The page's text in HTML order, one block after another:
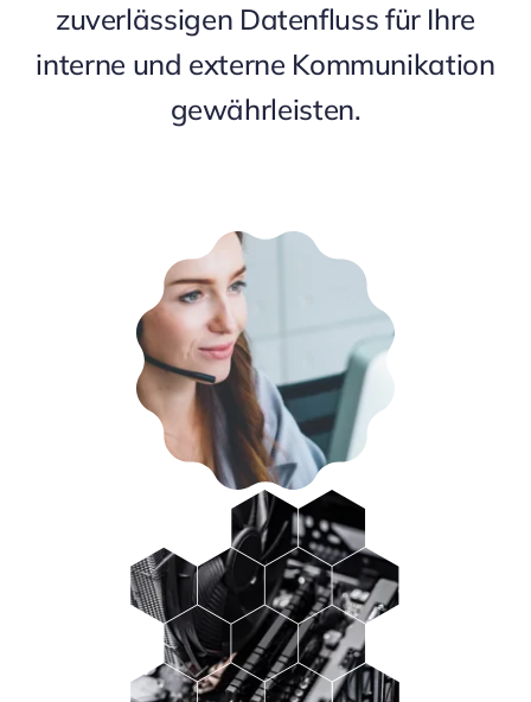
zuverlässigen Datenfluss für Ihre
interne und externe Kommunikation
gewährleisten.